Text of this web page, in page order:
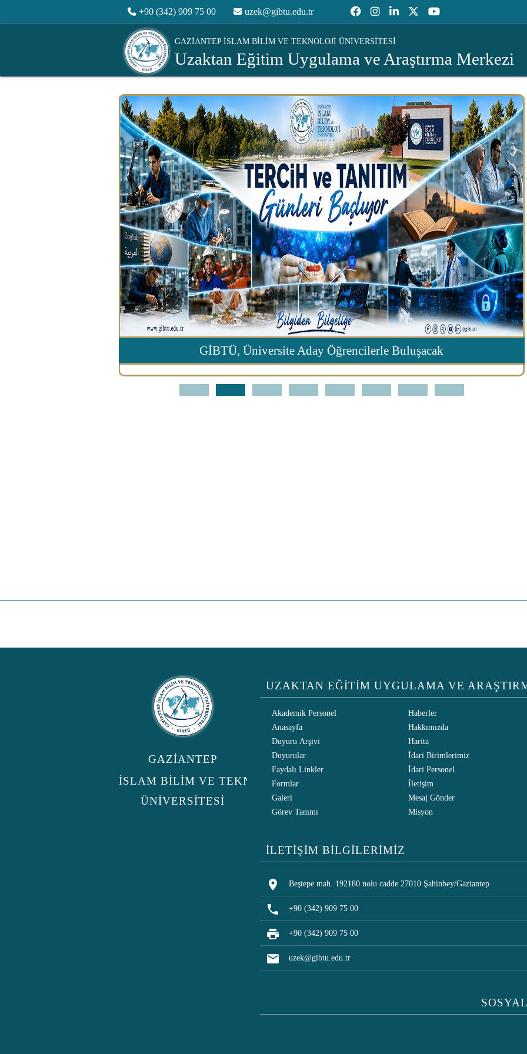
+90 (342) 909 75 00 uzek@gibtu.edu.tr
GAZİANTEP İSLAM BİLİM VE TEKNOLOJİ ÜNİVERSİTESİ
Uzaktan Eğitim Uygulama ve Araştırma Merkezi
GİBTÜ, Üniversite Aday Öğrencilerle Buluşacak
1 2 3 4 5 6 7 8
GAZİANTEP
İSLAM BİLİM VE TEKNOLOJİ
ÜNİVERSİTESİ
UZAKTAN EĞİTİM UYGULAMA VE
Akademik Personel
Anasayfa
Duyuru Arşivi
Duyurular
Faydalı Linkler
Formlar
Galeri
Görev Tanımı
Haberler
Hakkımızda
Harita
İdari Birimlerimiz
İdari Personel
İletişim
Mesaj Gönder
Misyon
İLETİŞİM BİLGİLERİMİZ
location_on Beştepe mah. 192180 nolu cadde 27010 Şahinbey/Gaziantep
phone +90 (342) 909 75 00
print +90 (342) 909 75 00
mail uzek@gibtu.edu.tr